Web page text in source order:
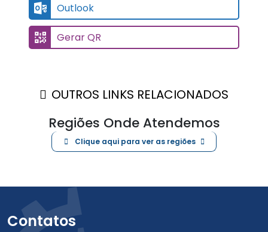
Outlook
Gerar QR
OUTROS LINKS RELACIONADOS
Regiões Onde Atendemos
Clique aqui para ver as regiões
Contatos